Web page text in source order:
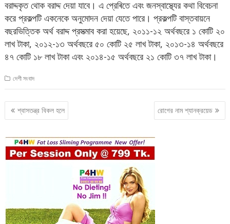
বরাদ্দকৃত থোক বরাদ্দ দেয়া যাবে। এ প্রেৰিতে এবং জনস্বাস্থ্যের কথা বিবেচনা
করে প্রকল্পটি একনেকে অনুমোদন দেয়া যেতে পারে। প্রকল্পটি বাস্তবায়নে
বছরভিত্তিক অর্থ বরাদ্দ প্রসত্মাব করা হয়েছে, ২০১১-১২ অর্থবছরে ১ কোটি ২০
লাখ টাকা, ২০১২-১৩ অর্থবছরে ৫০ কোটি ২৫ লাখ টাকা, ২০১৩-১৪ অর্থবছরে
৪৭ কোটি ১৮ লাখ টাকা এবং ২০১৪-১৫ অর্থবছরে ২১ কোটি ৩৭ লাখ টাকা।
দেশী সংবাদ
Post
navigation
শ্বাসতন্ত্র বিকল হলে রোগের নাম শ্যানক্রয়েড